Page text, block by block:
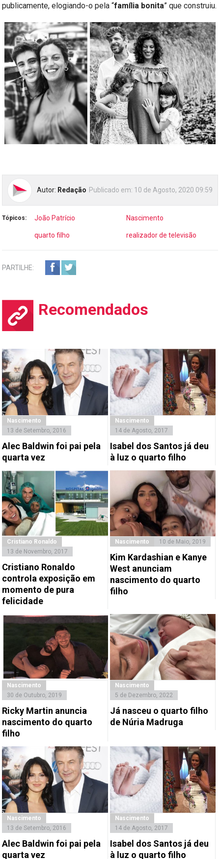
publicamente, elogiando-o pela “família bonita” que construiu.
Autor: Redação Publicado em: 10 de Agosto, 2020 09:59
Tópicos: João Patrício Nascimento
quarto filho realizador de televisão
PARTILHE:
Recomendados
Nascimento
13 de Setembro, 2016
Alec Baldwin foi pai pela
quarta vez
Nascimento
14 de Agosto, 2017
Isabel dos Santos já deu
à luz o quarto filho
Cristiano Ronaldo
13 de Novembro, 2017
Cristiano Ronaldo
controla exposição em
momento de pura
felicidade
Nascimento 10 de Maio, 2019
Kim Kardashian e Kanye
West anunciam
nascimento do quarto
filho
Nascimento
30 de Outubro, 2019
Ricky Martin anuncia
nascimento do quarto
filho
Nascimento
5 de Dezembro, 2022
Já nasceu o quarto filho
de Núria Madruga
Nascimento
13 de Setembro, 2016
Alec Baldwin foi pai pela
quarta vez
Nascimento
14 de Agosto, 2017
Isabel dos Santos já deu
à luz o quarto filho